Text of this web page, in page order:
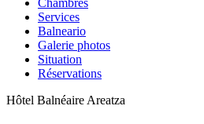
Chambres
Services
Balneario
Galerie photos
Situation
Réservations
Hôtel Balnéaire Areatza